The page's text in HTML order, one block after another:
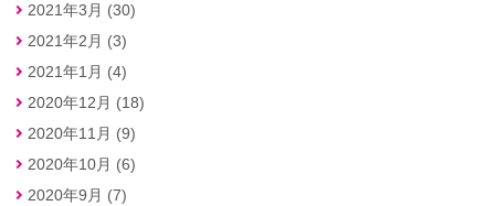
2021年3月 (30)
2021年2月 (3)
2021年1月 (4)
2020年12月 (18)
2020年11月 (9)
2020年10月 (6)
2020年9月 (7)